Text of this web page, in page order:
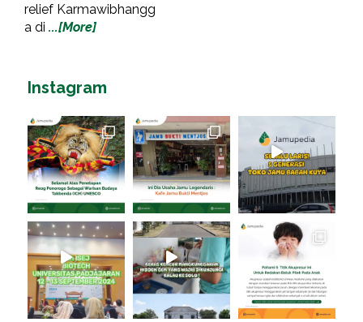
relief Karmawibhangg
a di ...[More]
Instagram